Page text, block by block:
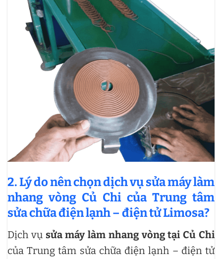
2. Lý do nên chọn dịch vụ sửa máy làm
nhang vòng Củ Chi của Trung tâm
sửa chữa điện lạnh – điện tử Limosa?
Dịch vụ sửa máy làm nhang vòng tại Củ Chi
của Trung tâm sửa chữa điện lạnh – điện tử